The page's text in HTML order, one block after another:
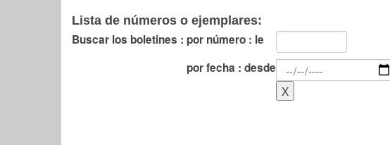
Lista de números o ejemplares:
Buscar los boletines : por número : le
por fecha : desde